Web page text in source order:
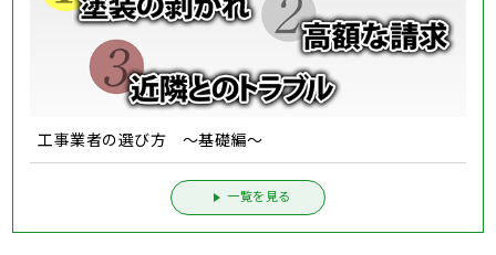
工事業者の選び方 ～基礎編～
一覧を見る